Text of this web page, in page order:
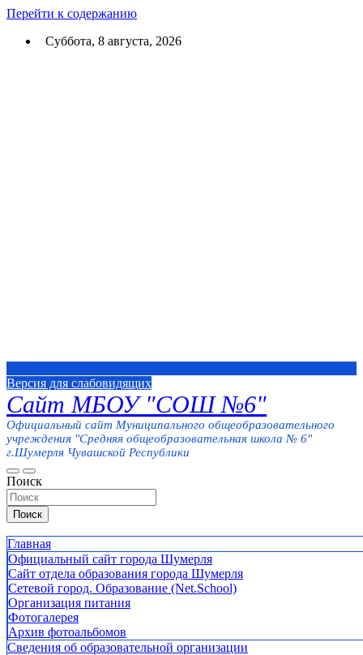
Перейти к содержанию
Суббота, 8 августа, 2026
Версия для слабовидящих
Сайт МБОУ "СОШ №6"
Официальный сайт Муниципального общеобразовательного
учреждения "Средняя общеобразовательная школа № 6"
г.Шумерля Чувашской Республики
Поиск
Поиск
Главная
Официальный сайт города Шумерля
Сайт отдела образования города Шумерля
Сетевой город. Образование (Net.School)
Организация питания
Фотогалерея
Архив фотоальбомов
Сведения об образовательной организации